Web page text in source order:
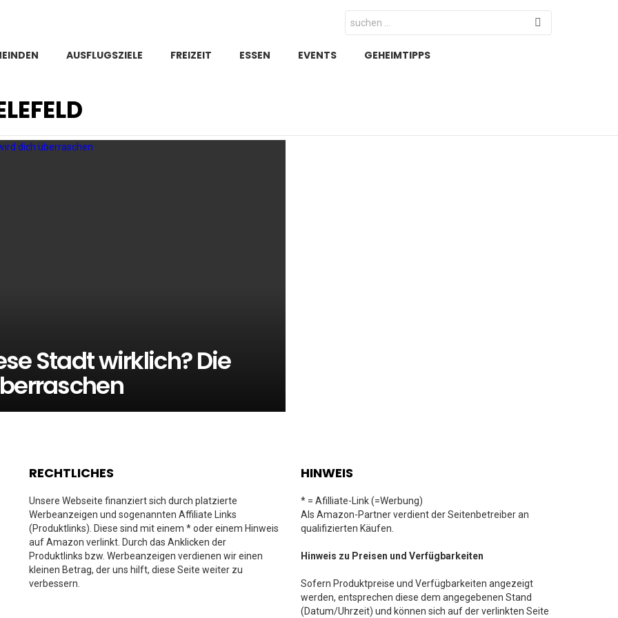
Search
for:
AUSFLUGSZIELE FREIZEIT ESSEN EVENTS GEHEIMTIPPS
Stadt wirklich? Die
RECHTLICHES
Unsere Webseite finanziert sich durch platzierte
Werbeanzeigen und sogenannten Affiliate Links
(Produktlinks). Diese sind mit einem * oder einem Hinweis
auf Amazon verlinkt. Durch das Anklicken der
Produktlinks bzw. Werbeanzeigen verdienen wir einen
kleinen Betrag, der uns hilft, diese Seite weiter zu
verbessern.
HINWEIS
* = Afilliate-Link (=Werbung)
Als Amazon-Partner verdient der Seitenbetreiber an
qualifizierten Käufen.
Hinweis zu Preisen und Verfügbarkeiten
Sofern Produktpreise und Verfügbarkeiten angezeigt
werden, entsprechen diese dem angegebenen Stand
(Datum/Uhrzeit) und können sich auf der verlinkten Seite